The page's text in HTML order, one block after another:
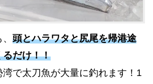
頭とハラワタと尻尾を帰港途
るだけ！！
で太刀魚が大量に釣れます！1